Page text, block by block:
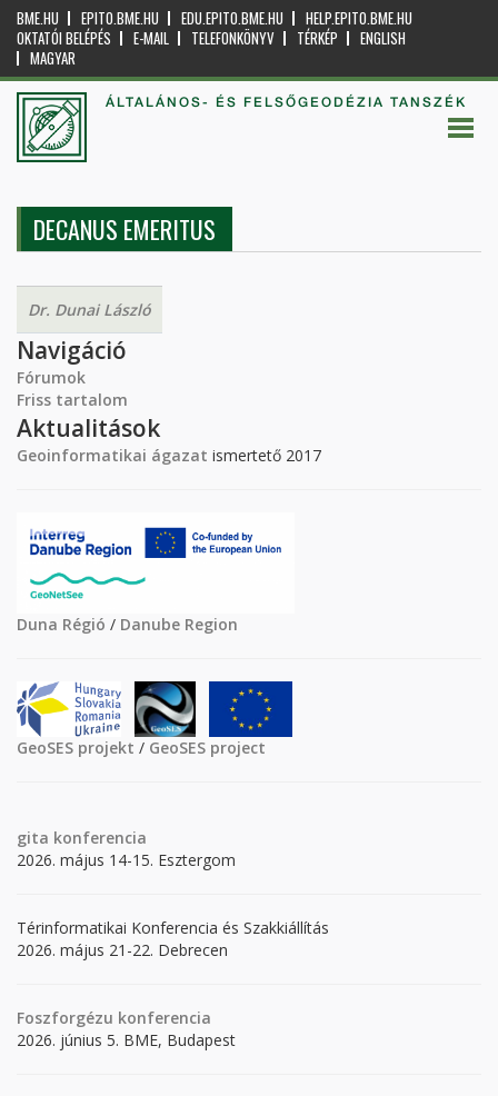
BME.HU EPITO.BME.HU EDU.EPITO.BME.HU
HELP.EPITO.BME.HU
OKTATÓI BELÉPÉS
E-MAIL TELEFONKÖNYV TÉRKÉP
ENGLISH
MAGYAR
ÁLTALÁNOS- ÉS FELSŐGEODÉZIA TANSZÉK
DECANUS EMERITUS
Dr. Dunai László
Navigáció
Fórumok
Friss tartalom
Aktualitások
Geoinformatikai ágazat ismertető 2017
Duna Régió / Danube Region
GeoSES projekt / GeoSES project
gita konferencia
2026. május 14-15. Esztergom
Térinformatikai Konferencia és Szakkiállítás
2026. május 21-22. Debrecen
Foszforgézu konferencia
2026. június 5. BME, Budapest